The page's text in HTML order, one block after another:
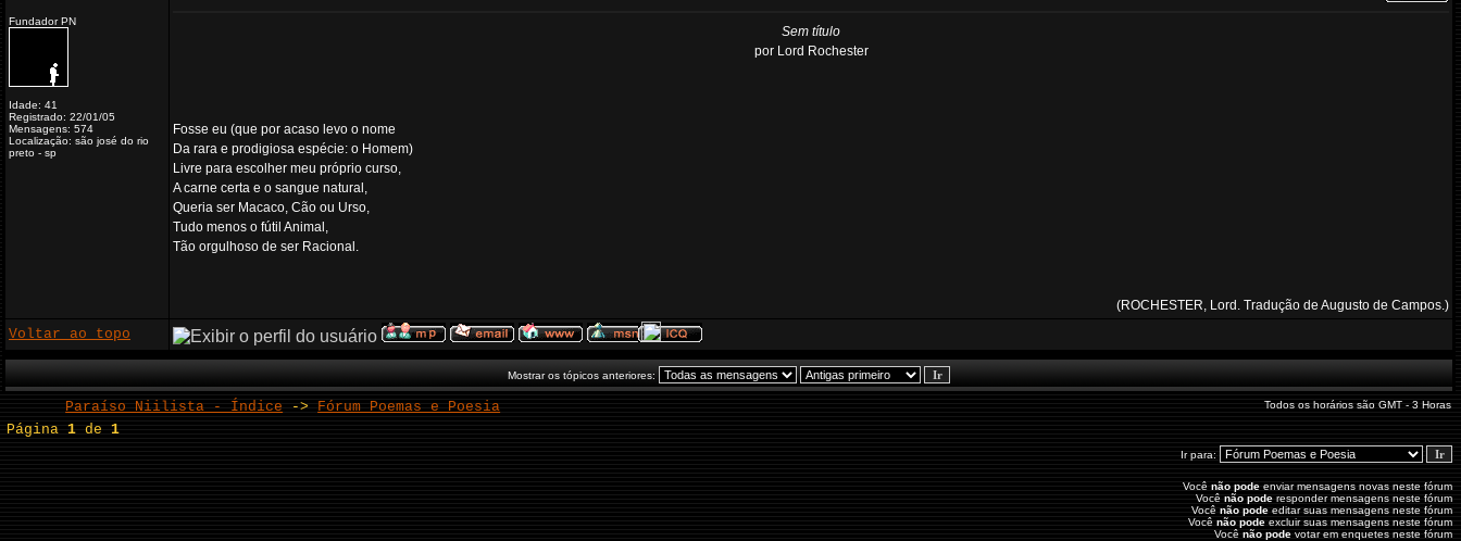
Fundador PN
Idade: 41
Registrado: 22/01/05
Mensagens: 574
Localização: são josé do rio
preto - sp
Sem título
por Lord Rochester
Fosse eu (que por acaso levo o nome
Da rara e prodigiosa espécie: o Homem)
Livre para escolher meu próprio curso,
A carne certa e o sangue natural,
Queria ser Macaco, Cão ou Urso,
Tudo menos o fútil Animal,
Tão orgulhoso de ser Racional.
(ROCHESTER, Lord. Tradução de Augusto de Campos.)
Voltar ao topo
Mostrar os tópicos anteriores:
Paraíso Niilista - Índice -> Fórum Poemas e Poesia Todos os horários são GMT - 3 Horas
Página1 de1
Ir para:
Vocênão pode enviar mensagens novas neste fórum
Vocênão pode responder mensagens neste fórum
Vocênão pode editar suas mensagens neste fórum
Vocênão pode excluir suas mensagens neste fórum
Vocênão pode votar em enquetes neste fórum